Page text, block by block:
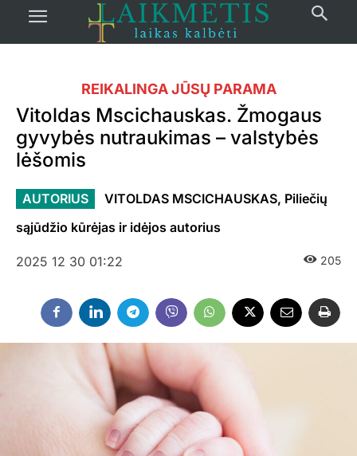
REIKALINGA JŪSŲ PARAMA
Vitoldas Mscichauskas. Žmogaus
gyvybės nutraukimas – valstybės
lėšomis
AUTORIUS
VITOLDAS MSCICHAUSKAS, Piliečių
sąjūdžio kūrėjas ir idėjos autorius
2025 12 30 01:22 205